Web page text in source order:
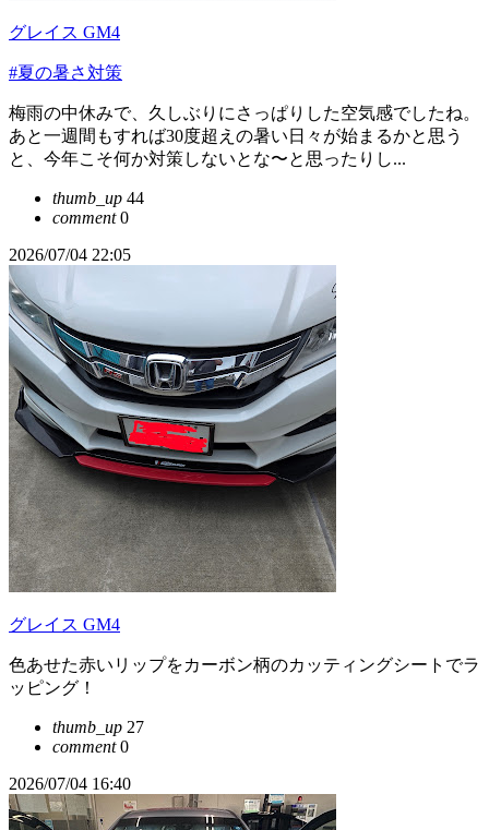
グレイス GM4
#夏の暑さ対策
梅雨の中休みで、久しぶりにさっぱりした空気感でしたね。
あと一週間もすれば30度超えの暑い日々が始まるかと思う
と、今年こそ何か対策しないとな〜と思ったりし...
thumb_up 44
comment0
2026/07/04 22:05
グレイス GM4
色あせた赤いリップをカーボン柄のカッティングシートでラ
ッピング！
thumb_up 27
comment0
2026/07/04 16:40